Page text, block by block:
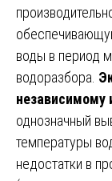
воды в период
водоразбора.
независимому
однозначный
температуры
недостатки в